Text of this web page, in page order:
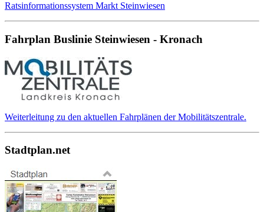
Ratsinformationssystem Markt Steinwiesen
Fahrplan Buslinie Steinwiesen - Kronach
Weiterleitung zu den aktuellen Fahrplänen der Mobilitätszentrale.
Stadtplan.net